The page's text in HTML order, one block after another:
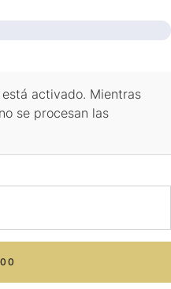
activado. Mientras
se procesan las